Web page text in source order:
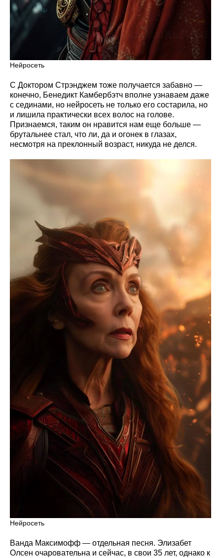
Нейросеть
С Доктором Стрэнджем тоже получается забавно —
конечно, Бенедикт Камбербэтч вполне узнаваем даже
с сединами, но нейросеть не только его состарила, но
и лишила практически всех волос на голове.
Признаемся, таким он нравится нам еще больше —
брутальнее стал, что ли, да и огонек в глазах,
несмотря на преклонный возраст, никуда не делся.
Нейросеть
Ванда Максимофф — отдельная песня. Элизабет
Олсен очаровательна и сейчас, в свои 35 лет, однако к